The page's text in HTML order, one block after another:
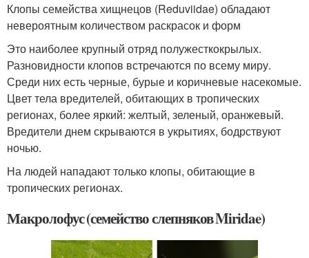
Клопы семейства хищнецов (Reduviidae) обладают
невероятным количеством раскрасок и форм
Это наиболее крупный отряд полужесткокрылых.
Разновидности клопов встречаются по всему миру.
Среди них есть черные, бурые и коричневые насекомые.
Цвет тела вредителей, обитающих в тропических
регионах, более яркий: желтый, зеленый, оранжевый.
Вредители днем скрываются в укрытиях, бодрствуют
ночью.
На людей нападают только клопы, обитающие в
тропических регионах.
Макролофус (семейство слепняков Miridae)